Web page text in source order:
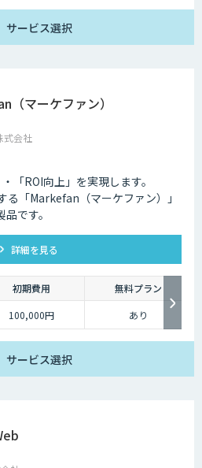
サービス選択
（マーケファン）
式会社
「ROI向上」を実現します。
「Markefan（マーケファン）」
です。
詳細を見る
初期費用
無料プラン
100,000円 あり
サービス選択